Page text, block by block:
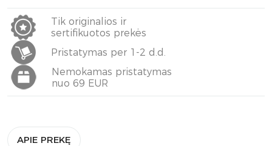
Tik originalios ir
sertifikuotos prekės
Pristatymas per 1-2 d.d.
Nemokamas pristatymas
nuo 69 EUR
APIE PREKĘ